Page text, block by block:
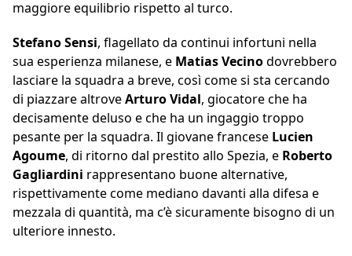
maggiore equilibrio rispetto al turco.
Stefano Sensi, flagellato da continui infortuni nella
sua esperienza milanese, e Matias Vecinodovrebbero
lasciare la squadra a breve, così come si sta cercando
di piazzare altroveArturo Vidal, giocatore che ha
decisamente deluso e che ha un ingaggio troppo
pesante per la squadra. Il giovane francese Lucien
Agoume, di ritorno dal prestito allo Spezia, e Roberto
Gagliardini rappresentano buone alternative,
rispettivamente come mediano davanti alla difesa e
mezzala di quantità, ma c’è sicuramente bisogno di un
ulteriore innesto.